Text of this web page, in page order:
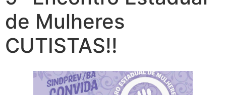
de Mulheres
CUTISTAS!!